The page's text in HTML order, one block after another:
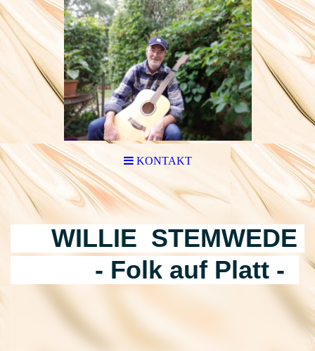
KONTAKT
WILLIE STEMWEDE
- Folk auf Platt -